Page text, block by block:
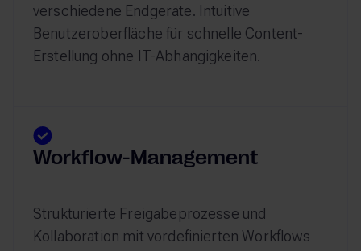
verschiedene Endgeräte. Intuitive
Benutzeroberfläche für schnelle Content-
Erstellung ohne IT-Abhängigkeiten.
Workflow-Management
Strukturierte Freigabeprozesse und
Kollaboration mit vordefinierten Workflows